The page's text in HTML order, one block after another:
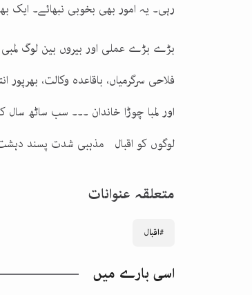
رہی۔ یہ امور بھی بخوبی نبھائے۔ ایک
بڑے بڑے عملی اور بیروں بین لوگ لمبی
فلاحی سرگرمیاں، باقاعدہ وکالت،
اور لمبا چوڑا خاندان ۔۔۔ سب ساٹھ
لوگوں کو اقبال مذہبی شدت پسند
متعلقہ عنوانات
#اقبال
اسی بارے میں